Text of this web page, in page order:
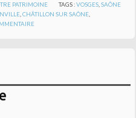
PATRIMOINE TAGS :VOSGES,SAÔNE
,CHÂTILLON SUR SAÔNE,